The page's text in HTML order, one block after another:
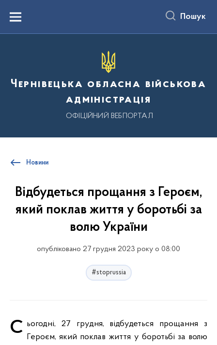
вмістуMenu Пошук
Чернівецька обласна військова
адміністрація
ОФІЦІЙНИЙ ВЕБПОРТАЛ
Новини
Відбудеться прощання з Героєм,
який поклав життя у боротьбі за
волю України
опубліковано 27 грудня 2023 року о 08:00
#stoprussia
Сьогодні, 27 грудня, відбудеться прощання з Героєм, який поклав життя у боротьбі за волю